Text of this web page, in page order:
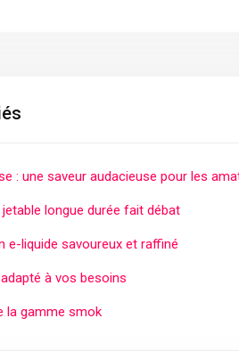
: une saveur audacieuse pour les
longue durée fait débat
e-liquide savoureux et raffiné
à vos besoins
la gamme smok